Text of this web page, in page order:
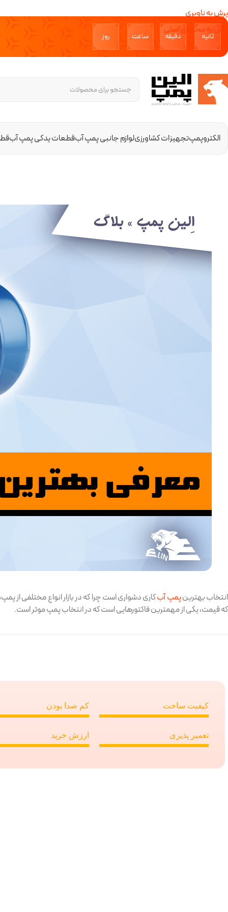
پرش به ناوبری
پرش به محتوای اصلی
روز‌ ساعت دقیقه‌ ثانیه‌
الکتروپمپتجهیزات کشاورزیلوازم جانبی پمپ آبقطعات یدکی پمپ آب
انتخاب بهترینپمپ آبکاری دشواری است چرا که در بازار انواع مختلفی از
که قیمت، یکی از مهمترین فاکتورهایی است که در انتخاب پمپ موثر است.
کیفیت ساخت
تعمیر پذیری
کم صدا بودن
ارزش خرید